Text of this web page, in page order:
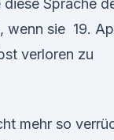
Sprache
wenn sie 19.
verloren zu
mehr so